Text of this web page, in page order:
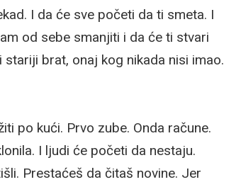
I da će sve početi da ti smeta. I
od sebe smanjiti i da će ti stvari
brat, onaj kog nikada nisi imao.
po kući. Prvo zube. Onda račune.
I ljudi će početi da nestaju.
Prestaćeš da čitaš novine. Jer